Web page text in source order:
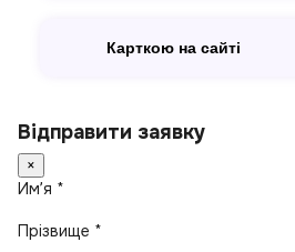
Карткою на сайті
Відправити заявку
×
Имʼя *
Прізвище *